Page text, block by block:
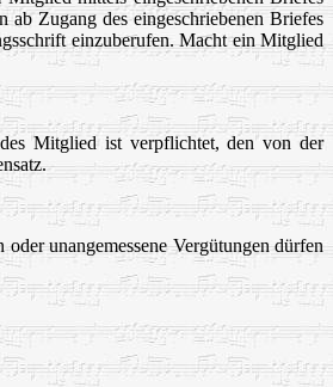
Zugang des eingeschriebenen Briefes
einzuberufen. Macht ein Mitglied
Mitglied ist verpflichtet, den von der
unangemessene Vergütungen dürfen